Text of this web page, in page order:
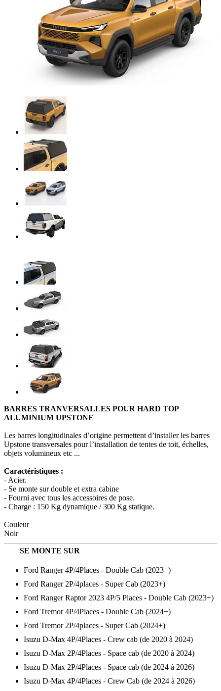
BARRES TRANVERSALLES POUR HARD TOP
ALUMINIUM UPSTONE
Les barres longitudinales d’origine permettent d’installer les barres
Upstone transversales pour l’installation de tentes de toit, échelles,
objets volumineux etc ...
Caractéristiques :
- Acier.
- Se monte sur double et extra cabine
- Fourni avec tous les accessoires de pose.
- Charge : 150 Kg dynamique / 300 Kg statique.
Couleur
Noir
SE MONTE SUR
Ford Ranger 4P/4Places - Double Cab (2023+)
Ford Ranger 2P/4places - Super Cab (2023+)
Ford Ranger Raptor 2023 4P/5 Places - Double Cab (2023+)
Ford Tremor 4P/4Places - Double Cab (2024+)
Ford Tremor 2P/4places - Super Cab (2024+)
Isuzu D-Max 4P/4Places - Crew cab (de 2020 à 2024)
Isuzu D-Max 2P/4Places - Space cab (de 2020 à 2024)
Isuzu D-Max 2P/4Places - Space cab (de 2024 à 2026)
Isuzu D-Max 4P/4Places - Crew Cab (de 2024 à 2026)